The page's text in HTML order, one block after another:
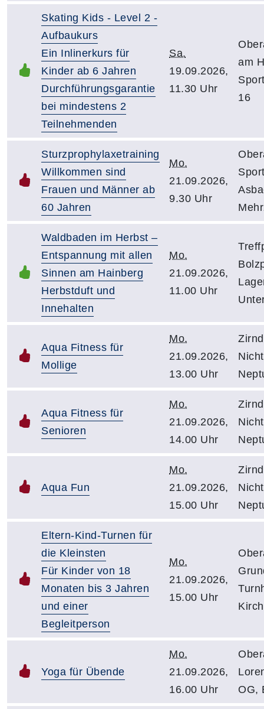
Skating Kids - Level 2 -
Aufbaukurs
Ein Inlinerkurs für
Kinder ab 6 Jahren
Durchführungsgarantie
bei mindestens 2
Teilnehmenden
Sa.
19.09.2026,
11.30 Uhr
am
16
Sturzprophylaxetraining
Willkommen sind
Frauen und Männer ab
60 Jahren
Mo.
21.09.2026,
9.30 Uhr
Waldbaden im Herbst –
Entspannung mit allen
Sinnen am Hainberg
Herbstduft und
Innehalten
Mo.
21.09.2026,
11.00 Uhr
Aqua Fitness für
Mollige
Mo.
21.09.2026,
13.00 Uhr
Aqua Fitness für
Senioren
Mo.
21.09.2026,
14.00 Uhr
Aqua Fun
Mo.
21.09.2026,
15.00 Uhr
Eltern-Kind-Turnen für
die Kleinsten
Für Kinder von 18
Monaten bis 3 Jahren
und einer
Begleitperson
Mo.
21.09.2026,
15.00 Uhr
Yoga für Übende
Mo.
21.09.2026,
16.00 Uhr
OG,